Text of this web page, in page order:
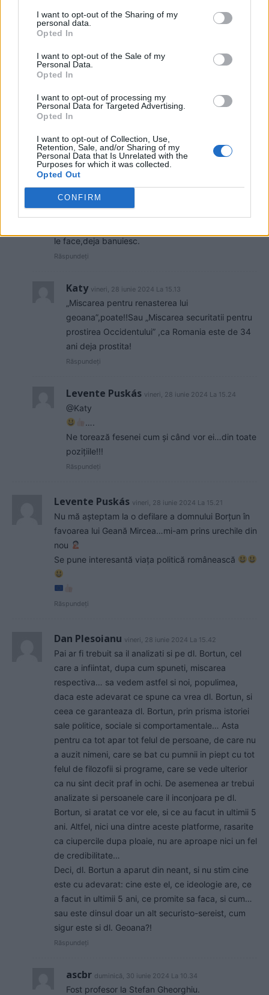
I want to opt-out of the Sharing of my
personal data.
Opted In
I want to opt-out of the Sale of my
Personal Data.
Opted In
I want to opt-out of processing my
Personal Data for Targeted Advertising.
Opted In
I want to opt-out of Collection, Use,
Retention, Sale, and/or Sharing of my
Personal Data that Is Unrelated with the
Purposes for which it was collected.
Opted Out
CONFIRM
câștigăm niciun kilowatt! Explicațiile
Pașca – Dumbrava”. Un fost
21 COMENTARII
Lia
le face,deja banuiesc.
Răspundeți
Katy vineri, 28 iunie 2024 La 15.13
„Miscarea pentru renasterea lui
geoana”,poate!!Sau „Miscarea securitatii pentru
prostirea Occidentului” ,ca Romania este de 34
ani deja prostita!
Răspundeți
Levente Puskás vineri, 28 iunie 2024 La 15.24
@Katy
….
Ne torează fesenei cum și când vor ei…din toate
pozițiile!!!
Răspundeți
Levente Puskás vineri, 28 iunie 2024 La 15.21
Nu mă așteptam la o defilare a domnului Borțun în
favoarea lui Geană Mircea…mi-am prins urechile din
nou
Se pune interesantă viața politică românească
Răspundeți
Dan Plesoianu vineri, 28 iunie 2024 La 15.42
Pai ar fi trebuit sa il analizati si pe dl. Bortun, cel
care a infiintat, dupa cum spuneti, miscarea
respectiva… sa vedem astfel si noi, populimea,
daca este adevarat ce spune ca vrea dl. Bortun, si
ceea ce garanteaza dl. Bortun, prin prisma istoriei
sale politice, sociale si comportamentale… Asta
pentru ca tot apar tot felul de persoane, de care nu
a auzit nimeni, care se bat cu pumnii in piept cu tot
felul de filozofii si programe, care se vede ulterior
ca nu sint decit praf in ochi. De asemenea ar trebui
analizate si persoanele care il inconjoara pe dl.
Bortun, si aratat ce vor ele, si ce au facut in ultimii 5
ani. Altfel, nici una dintre aceste platforme, rasarite
ca ciupercile dupa ploaie, nu are aproape nici un fel
de credibilitate…
Deci, dl. Bortun a aparut din neant, si nu stim cine
este cu adevarat: cine este el, ce ideologie are, ce
a facut in ultimii 5 ani, ce promite sa faca, si cum…
sau este dinsul doar un alt securisto-sereist, cum
sigur este si dl. Geoana?!
Răspundeți
ascbr duminică, 30 iunie 2024 La 10.34
Fost profesor la Stefan Gheorghiu.